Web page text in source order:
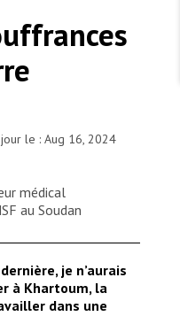
de protéger les
de santé en temps
et intervention
dit long.
logisticienne
State, to
the communities.
le : Aug 16, 2024
médical
au Soudan
je n’aurais
à Khartoum, la
dans une